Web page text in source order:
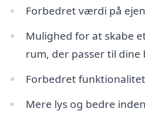
Forbedret værdi på
Mulighed for at skabe
rum, der passer til dine
Forbedret
Mere lys og bedre